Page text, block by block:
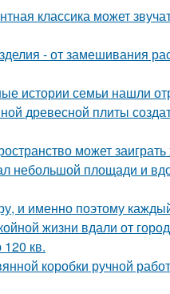
классика может
- от замешивания
истории семьи нашли
древесной плиты
может
небольшой площади и
и именно поэтому
жизни вдали от
кв.
коробки ручной